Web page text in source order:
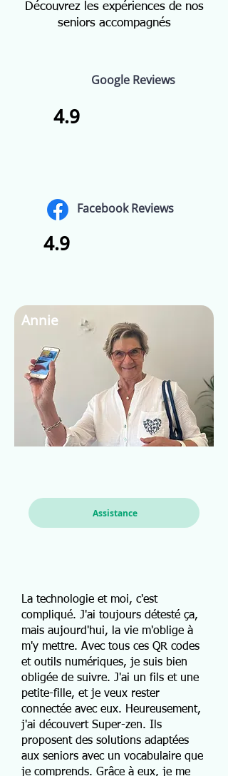
Découvrez les expériences de nos
seniors accompagnés
Google Reviews
4.9
Facebook Reviews
4.9
Annie
Assistance
La technologie et moi, c'est
compliqué. J'ai toujours détesté ça,
mais aujourd'hui, la vie m'oblige à
m'y mettre. Avec tous ces QR codes
et outils numériques, je suis bien
obligée de suivre. J'ai un fils et une
petite-fille, et je veux rester
connectée avec eux. Heureusement,
j'ai découvert Super-zen. Ils
proposent des solutions adaptées
aux seniors avec un vocabulaire que
je comprends. Grâce à eux, je me